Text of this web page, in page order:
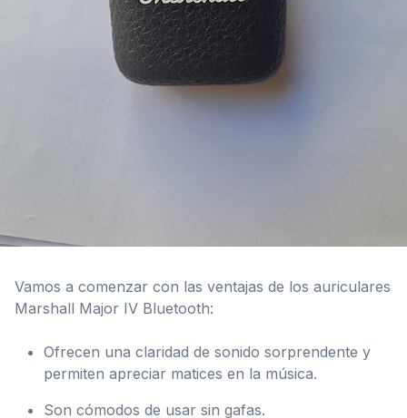
Vamos a comenzar con las ventajas de los auriculares
Marshall Major IV Bluetooth:
Ofrecen una claridad de sonido sorprendente y
permiten apreciar matices en la música.
Son cómodos de usar sin gafas.